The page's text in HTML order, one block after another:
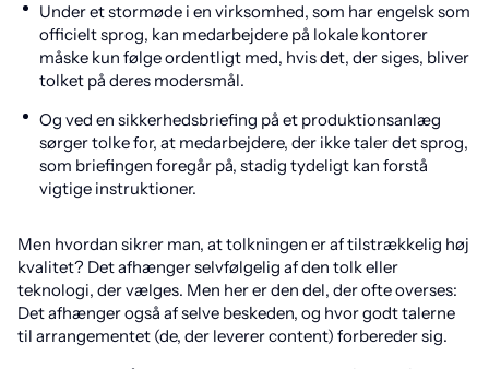
Under et stormøde i en virksomhed, som har engelsk som
officielt sprog, kan medarbejdere på lokale kontorer
måske kun følge ordentligt med, hvis det, der siges, bliver
tolket på deres modersmål.
Og ved en sikkerhedsbriefing på et produktionsanlæg
sørger tolke for, at medarbejdere, der ikke taler det sprog,
som briefingen foregår på, stadig tydeligt kan forstå
vigtige instruktioner.
Men hvordan sikrer man, at tolkningen er af tilstrækkelig høj
kvalitet? Det afhænger selvfølgelig af den tolk eller
teknologi, der vælges. Men her er den del, der ofte overses:
Det afhænger også af selve beskeden, og hvor godt talerne
til arrangementet (de, der leverer content) forbereder sig.